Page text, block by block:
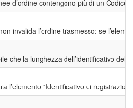
d’ordine contengono più di un
invalida l’ordine trasmesso: se
che la lunghezza dell’identificativo
l’elemento “Identificativo di